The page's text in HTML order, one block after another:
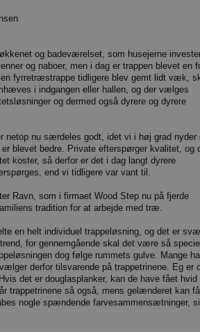
og badeværelset, som husejerne
og naboer, men i dag er trappen blevet en
fyrretræstrappe tidligere blev gemt lidt væk,
i indgangen eller hallen, og der vælges
og dermed også dyrere og dyrere
netop nu særdeles godt, idet vi i høj grad nyder
blevet bedre. Private efterspørger kvalitet, og
koster, så derfor er det i dag langt dyrere
end vi tidligere var vant til.
Ravn, som i firmaet Wood Step nu på fjerde
tradition for at arbejde med træ.
en helt individuel trappeløsning, og det er
for gennemgående skal det være så
dog følge rummets gulve. Mange
derfor tilsvarende på trappetrinene. Eg er
det er douglasplanker, kan de have fået hvid
trappetrinene så også, mens gelænderet kan
nogle spændende farvesammensætninger,